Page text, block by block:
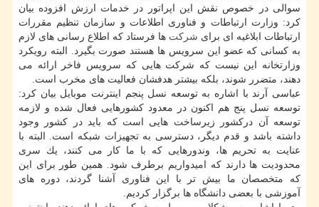
سوالی در خصوص نقش این اپراتور در خدمات ارزش افزوده بیان
كرد: وزارت ارتباطات و فناوری اطلاعات و سازمان تنظیم مقررات
ارتباطات ابلاغیه ای برای شركت ها فرستاد كه اطلاع رسانی های لازم
به كسانی كه عضو این سرویس ها هستند صورت بگیرد. البته رویكرد
وزارتخانه این نیست كه شركت هایی كه سرویس فاخر ارائه می
دهند، متضرر شوند، بلكه بیشتر هدفشان فعالیت های مخرب است.
عباسی آرند با اشاره به توسعه نسل پنجم اینترنت موبایل بیان كرد:
توسعه نسل پنج هم اكنون در معدود كشورهایی فعال شده و لازمه
توسعه آن دركشور زیرساخت هایی است كه باید در كشور وجود
داشته باشد و قدم دیگر، دسترسی به تجهیزات شبكه است. البته با
عنایت به تحریم ها، وندورهایی كه با ما كار می كنند، یك سری
محدودیت ها دارند كه امیدواریم برطرف شود. همین طور برای این
كه متخصصان ما بیش تر با این فناوری آشنا گردند، دوره های
آموزشی با بعضی دانشگاه ها برگزار كردیم.